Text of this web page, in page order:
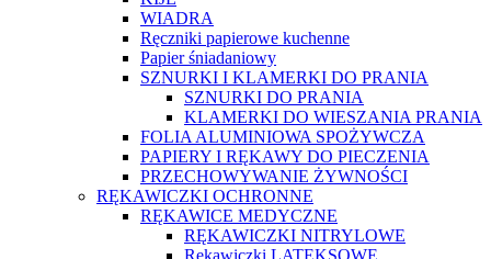
WIADRA
Ręczniki papierowe kuchenne
Papier śniadaniowy
SZNURKI I KLAMERKI DO PRANIA
SZNURKI DO PRANIA
KLAMERKI DO WIESZANIA PRANIA
FOLIA ALUMINIOWA SPOŻYWCZA
PAPIERY I RĘKAWY DO PIECZENIA
PRZECHOWYWANIE ŻYWNOŚCI
RĘKAWICZKI OCHRONNE
RĘKAWICE MEDYCZNE
RĘKAWICZKI NITRYLOWE
Rękawiczki LATEKSOWE